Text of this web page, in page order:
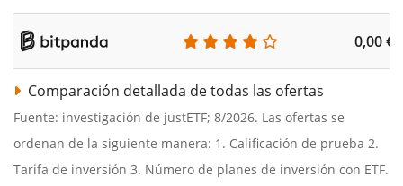
0,00 €
Comparación detallada de todas las ofertas
Fuente: investigación de justETF; 8/2026. Las ofertas se
ordenan de la siguiente manera: 1. Calificación de prueba 2.
Tarifa de inversión 3. Número de planes de inversión con ETF.